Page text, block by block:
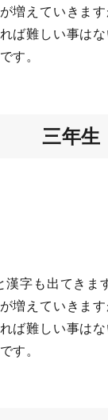
増えていきま
ば難しい事は
す。
三年生
漢字も出てきま
増えていきま
ば難しい事は
す。